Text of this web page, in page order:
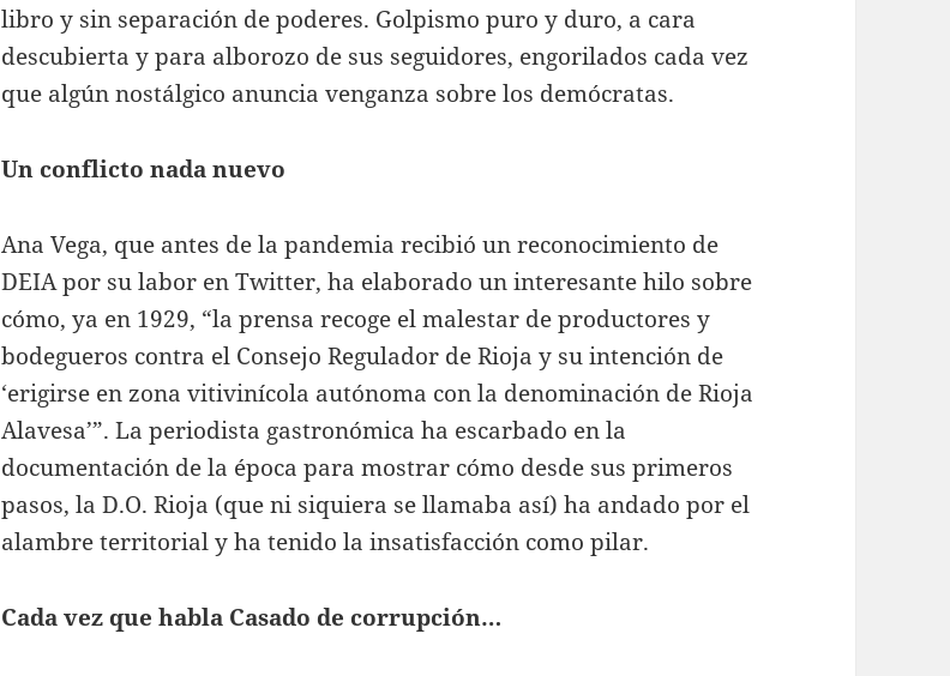
libro y sin separación de poderes. Golpismo puro y duro, a cara
descubierta y para alborozo de sus seguidores, engorilados cada vez
que algún nostálgico anuncia venganza sobre los demócratas.
Un conflicto nada nuevo
Ana Vega, que antes de la pandemia recibió un reconocimiento de
DEIA por su labor en Twitter, ha elaborado un interesante hilo sobre
cómo, ya en 1929, “la prensa recoge el malestar de productores y
bodegueros contra el Consejo Regulador de Rioja y su intención de
‘erigirse en zona vitivinícola autónoma con la denominación de Rioja
Alavesa’”. La periodista gastronómica ha escarbado en la
documentación de la época para mostrar cómo desde sus primeros
pasos, la D.O. Rioja (que ni siquiera se llamaba así) ha andado por el
alambre territorial y ha tenido la insatisfacción como pilar.
Cada vez que habla Casado de corrupción…